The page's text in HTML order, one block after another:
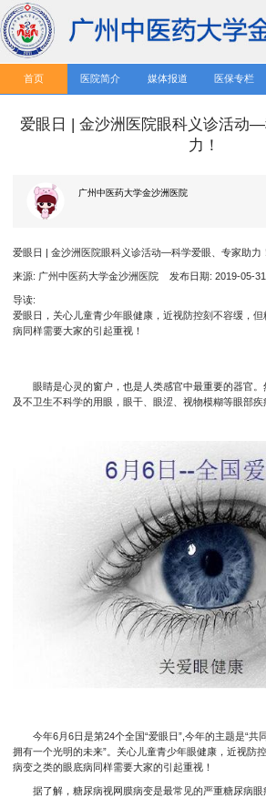
首页 医院简介 媒体报道 医保专栏
爱眼日 | 金沙洲医院眼科义诊活动
力！
广州中医药大学金沙洲医院
爱眼日 | 金沙洲医院眼科义诊活动—科学爱眼、专家助力！
来源: 广州中医药大学金沙洲医院 发布日期: 2019-05-
导读:
爱眼日，关心儿童青少年眼健康，近视防控刻不容缓，
病同样需要大家的引起重视！
眼睛是心灵的窗户，也是人类感官中最重要的器官。
及不卫生不科学的用眼，眼干、眼涩、视物模糊等眼部疾
今年6月6日是第24个全国“爱眼日”,今年的主题是“共
拥有一个光明的未来”。关心儿童青少年眼健康，近视防
病变之类的眼底病同样需要大家的引起重视！
据了解，糖尿病视网膜病变是最常见的严重糖尿病眼